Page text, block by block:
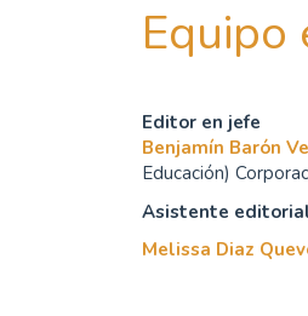
Editor en jefe
Benjamín Barón
Educación)
Asistente
Melissa Diaz